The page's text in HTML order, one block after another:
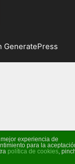
GeneratePress
experiencia de
para la
política de cookies,